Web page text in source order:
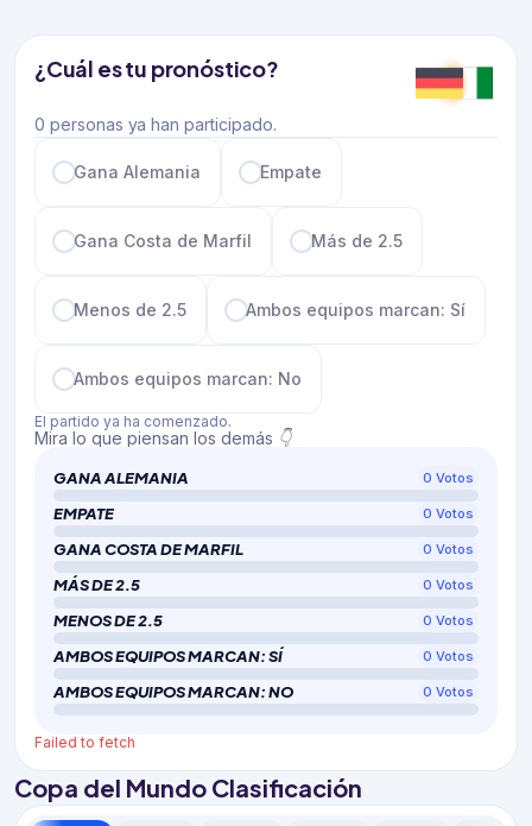
¿Cuál es tu pronóstico?
0 personas ya han participado.
Gana Alemania Empate
Gana Costa de Marfil Más de 2.5
Menos de 2.5 Ambos equipos marcan: Sí
Ambos equipos marcan: No
El partido ya ha comenzado.
Mira lo que piensan los demás 👇
GANA ALEMANIA 0 Votos
EMPATE 0 Votos
GANA COSTA DE MARFIL 0 Votos
MÁS DE 2.5 0 Votos
MENOS DE 2.5 0 Votos
AMBOS EQUIPOS MARCAN: SÍ 0 Votos
AMBOS EQUIPOS MARCAN: NO 0 Votos
Failed to fetch
Copa del Mundo Clasificación